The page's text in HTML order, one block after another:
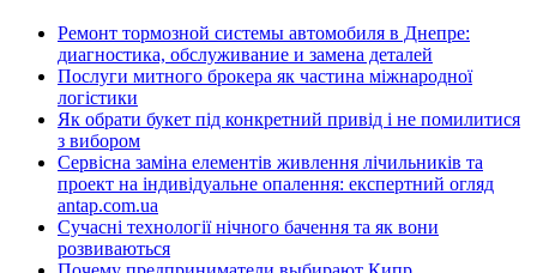
Ремонт тормозной системы автомобиля в Днепре:
диагностика, обслуживание и замена деталей
Послуги митного брокера як частина міжнародної
логістики
Як обрати букет під конкретний привід і не помилитися
з вибором
Сервісна заміна елементів живлення лічильників та
проект на індивідуальне опалення: експертний огляд
antap.com.ua
Сучасні технології нічного бачення та як вони
розвиваються